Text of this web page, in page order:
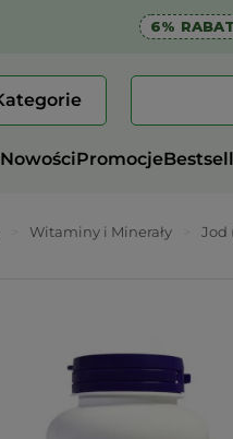
6%
NowościPromocje
Witaminy i Minerały Jod